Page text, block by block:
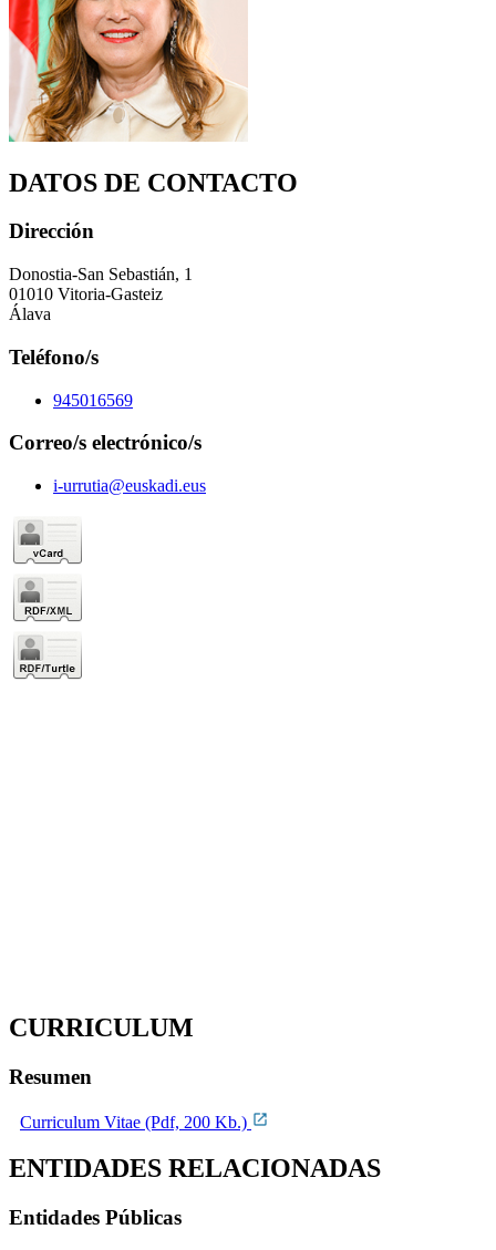
DATOS DE CONTACTO
Dirección
Donostia-San Sebastián, 1
01010 Vitoria-Gasteiz
Álava
Teléfono/s
945016569
Correo/s electrónico/s
i-urrutia@euskadi.eus
CURRICULUM
Resumen
Curriculum Vitae (Pdf, 200 Kb.)
ENTIDADES RELACIONADAS
Entidades Públicas